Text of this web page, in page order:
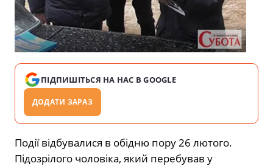
ПІДПИШІТЬСЯ НА НАС В GOOGLE
ДОДАТИ ЗАРАЗ
Події відбувалися в обідню пору 26 лютого.
Підозрілого чоловіка, який перебував у